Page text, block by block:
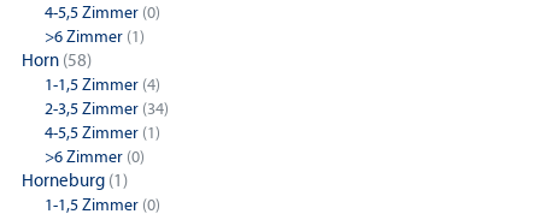
4-5,5 Zimmer (0)
>6 Zimmer (1)
Horn (58)
1-1,5 Zimmer (4)
2-3,5 Zimmer (34)
4-5,5 Zimmer (1)
>6 Zimmer (0)
Horneburg (1)
1-1,5 Zimmer (0)